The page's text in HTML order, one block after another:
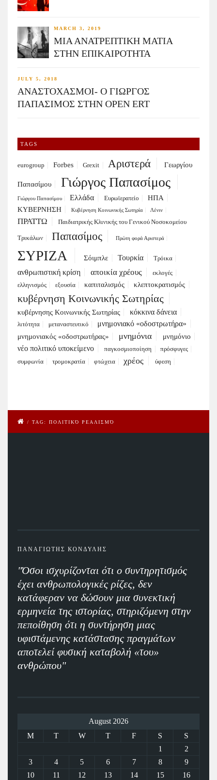
MARCH 3, 2019
ΜΙΑ ΑΝΑΤΡΕΠΤΙΚΗ ΜΑΤΙΑ
ΣΤΗΝ ΕΠΙΚΑΙΡΟΤΗΤΑ
JULY 5, 2018
ΑΝΑΣΤΟΧΑΣΜΟΙ- Ο ΓΙΩΡΓΟΣ
ΠΑΠΑΣΙΜΟΣ ΣΤΗΝ OPEN ERT
TAGS
eurogroup Forbes Grexit Αριστερά Γεωργίου
Παπασίμου Γιώργος Παπασίμος
Γιώργου Παπασίμου Ελλάδα Ευρωϊερατείο
ΗΠΑ
ΚΥΒΕΡΝΗΣΗ
Κυβέρνηση Κοινωνικής Σωτηρία Λένιν
ΠΡΑΤΤΩ Παιδιατρικής Κλινικής του Γενικού Νοσοκομείου
Τρικάλων Παπασίμος Πρώτη φορά Αριστερά
ΣΥΡΙΖΑ Σόιμπλε Τουρκία Τρόικα
ανθρωπιστική κρίση αποικία χρέους
εκλογές
ελληνισμός
εξουσία καπιταλισμός κλεπτοκρατισμός
κυβέρνηση Κοινωνικής Σωτηρίας
κυβέρνησης Κοινωνικής Σωτηρίας κόκκινα δάνεια
λιτότητα μεταναστευτικό μνημονιακό «οδοστρωτήρα»
μνημονιακός «οδοστρωτήρας» μνημόνια μνημόνιο
νέο πολιτικό υποκείμενο παγκοσμιοποίηση
πρόσφυγες
συμφωνία
τρομοκρατία φτώχεια χρέος ύφεση
/ TAG: ΠΟΛΙΤΙΚΌ ΡΕΑΛΙΣΜΌ
ΠΑΝΑΓΙΩΤΗΣ ΚΟΝΔΥΛΗΣ
"Όσοι ισχυρίζονται ότι ο συντηρητισμός
έχει ανθρωπολογικές ρίζες, δεν
κατάφεραν να δώσουν μια συνεκτική
ερμηνεία της ιστορίας, στηριζόμενη στην
πεποίθηση ότι η συντήρηση μιας
υφιστάμενης κατάστασης πραγμάτων
αποτελεί φυσική καταβολή «του»
ανθρώπου"
August 2026
M
T W T F S
S
1
2
3
4 5 6 7 8
9
10
11 12 13 14 15 16